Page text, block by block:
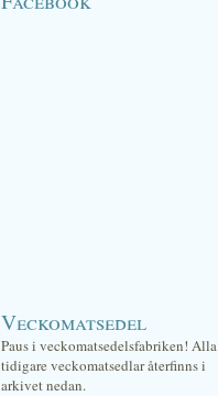
Veckomatsedel
Paus i veckomatsedelsfabriken! Alla
tidigare veckomatsedlar återfinns i
arkivet nedan.